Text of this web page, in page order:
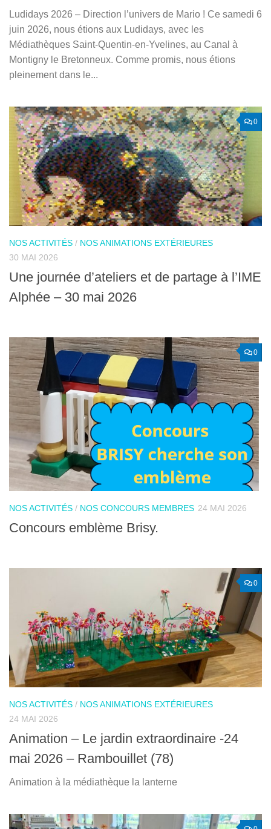
Ludidays 2026 – Direction l’univers de Mario ! Ce samedi 6
juin 2026, nous étions aux Ludidays, avec les
Médiathèques Saint-Quentin-en-Yvelines, au Canal à
Montigny le Bretonneux. Comme promis, nous étions
pleinement dans le...
0
NOS ACTIVITÉS / NOS ANIMATIONS EXTÉRIEURES
30 MAI 2026
Une journée d’ateliers et de partage à l’IME
Alphée – 30 mai 2026
0
NOS ACTIVITÉS / NOS CONCOURS MEMBRES 24 MAI 2026
Concours emblème Brisy.
0
NOS ACTIVITÉS / NOS ANIMATIONS EXTÉRIEURES
24 MAI 2026
Animation – Le jardin extraordinaire -24
mai 2026 – Rambouillet (78)
Animation à la médiathèque la lanterne